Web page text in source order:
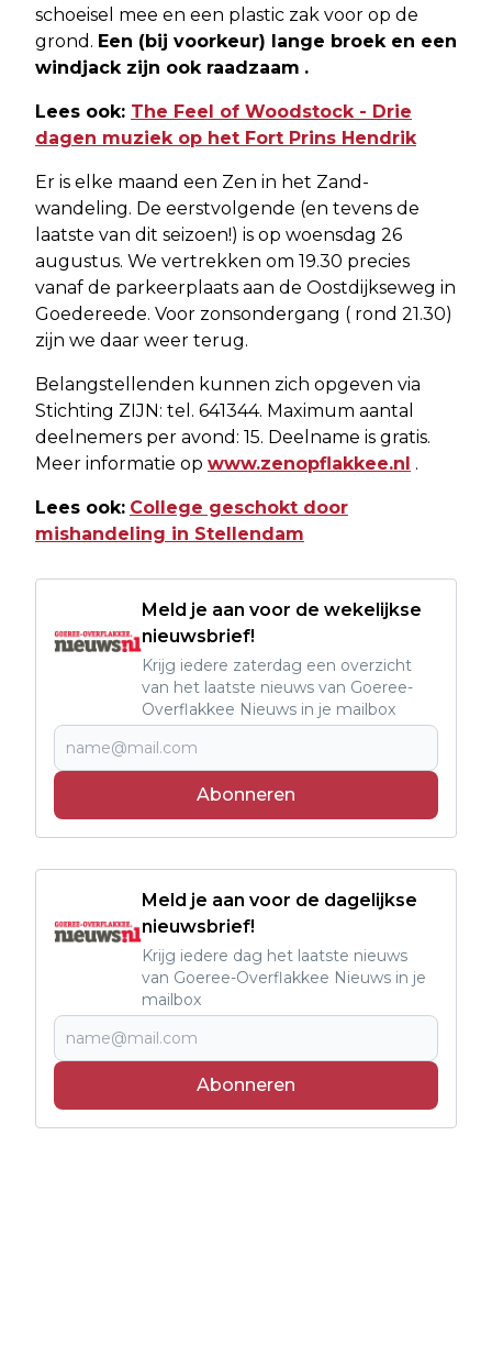
schoeisel mee en een plastic zak voor op de
grond. Een (bij voorkeur) lange broek en een
windjack zijn ook raadzaam .
Lees ook: The Feel of Woodstock - Drie
dagen muziek op het Fort Prins Hendrik
Er is elke maand een Zen in het Zand-
wandeling. De eerstvolgende (en tevens de
laatste van dit seizoen!) is op woensdag 26
augustus. We vertrekken om 19.30 precies
vanaf de parkeerplaats aan de Oostdijkseweg in
Goedereede. Voor zonsondergang ( rond 21.30)
zijn we daar weer terug.
Belangstellenden kunnen zich opgeven via
Stichting ZIJN: tel. 641344. Maximum aantal
deelnemers per avond: 15. Deelname is gratis.
Meer informatie op www.zenopflakkee.nl .
Lees ook: College geschokt door
mishandeling in Stellendam
Meld je aan voor de wekelijkse
nieuwsbrief!
Krijg iedere zaterdag een overzicht
van het laatste nieuws van Goeree-
Overflakkee Nieuws in je mailbox
Abonneren
Meld je aan voor de dagelijkse
nieuwsbrief!
Krijg iedere dag het laatste nieuws
van Goeree-Overflakkee Nieuws in je
mailbox
Abonneren